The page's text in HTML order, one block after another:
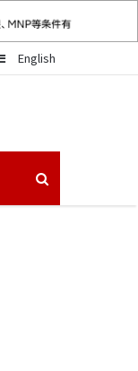
English
Sidebar